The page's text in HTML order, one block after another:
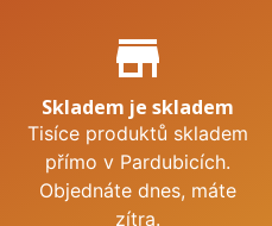
Proč nakupovat u nás?
store_mall_directory
Skladem je skladem
Tisíce produktů skladem
přímo v Pardubicích.
Objednáte dnes, máte
zítra.